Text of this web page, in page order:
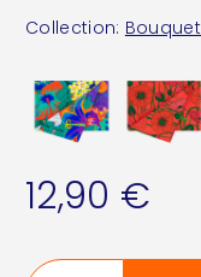
Collection: Bouquet
12,90 €